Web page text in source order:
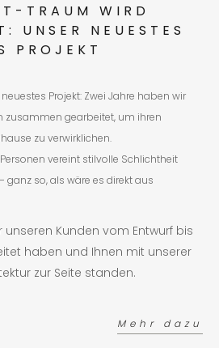
TRAUM WIRD
UNSER NEUESTES
PROJEKT
Projekt: Zwei Jahre haben wir
zusammen gearbeitet, um ihren
zu verwirklichen.
vereint stilvolle Schlichtheit
so, als wäre es direkt aus
unseren Kunden vom Entwurf bis
haben und Ihnen mit unserer
zur Seite standen.
Mehr dazu